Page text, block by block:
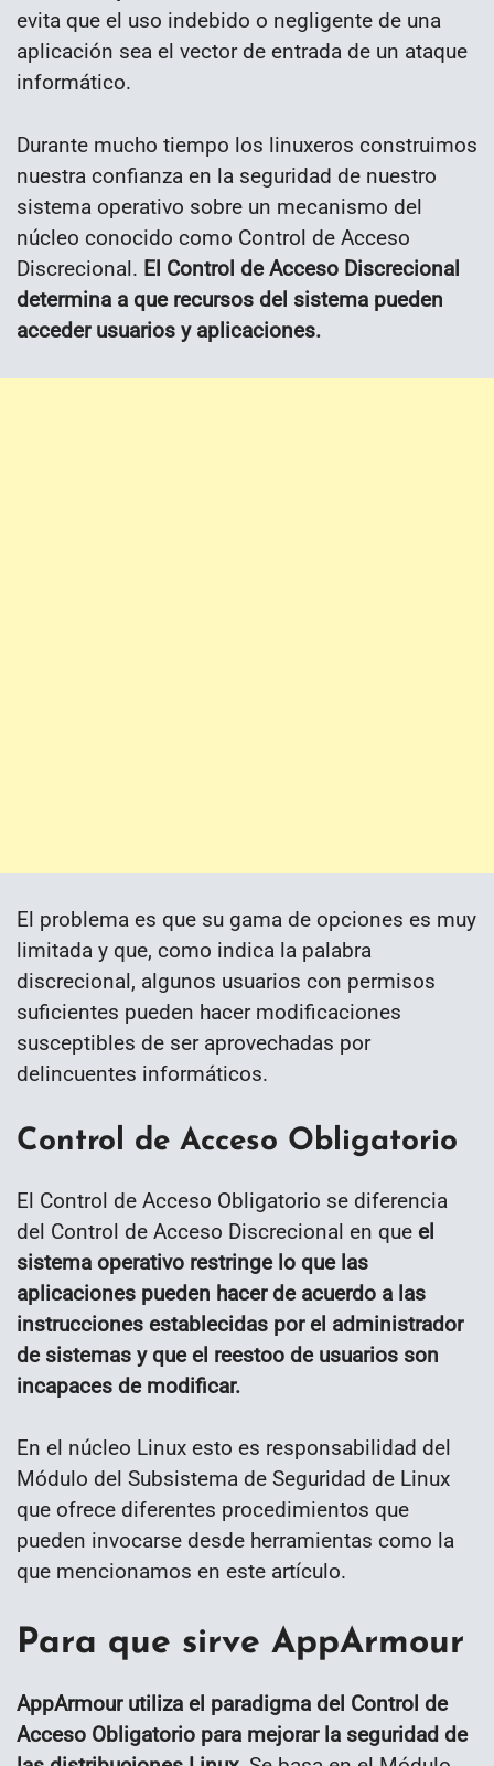
evita que el uso indebido o negligente de una
aplicación sea el vector de entrada de un ataque
informático.
Durante mucho tiempo los linuxeros construimos
nuestra confianza en la seguridad de nuestro
sistema operativo sobre un mecanismo del
núcleo conocido como Control de Acceso
Discrecional. El Control de Acceso Discrecional
determina a que recursos del sistema pueden
acceder usuarios y aplicaciones.
El problema es que su gama de opciones es muy
limitada y que, como indica la palabra
discrecional, algunos usuarios con permisos
suficientes pueden hacer modificaciones
susceptibles de ser aprovechadas por
delincuentes informáticos.
Control de Acceso Obligatorio
El Control de Acceso Obligatorio se diferencia
del Control de Acceso Discrecional en que el
sistema operativo restringe lo que las
aplicaciones pueden hacer de acuerdo a las
instrucciones establecidas por el administrador
de sistemas y que el reestoo de usuarios son
incapaces de modificar.
En el núcleo Linux esto es responsabilidad del
Módulo del Subsistema de Seguridad de Linux
que ofrece diferentes procedimientos que
pueden invocarse desde herramientas como la
que mencionamos en este artículo.
Para que sirve AppArmour
AppArmour utiliza el paradigma del Control de
Acceso Obligatorio para mejorar la seguridad de